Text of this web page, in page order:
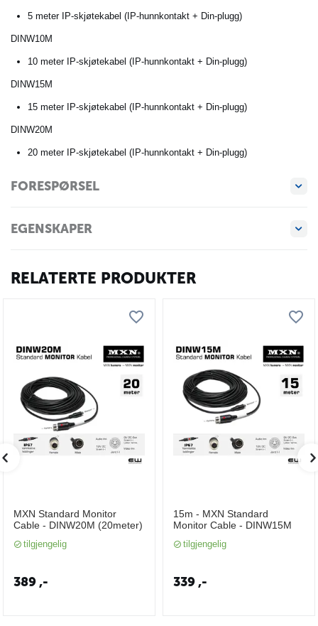
5 meter IP-skjøtekabel (IP-hunnkontakt + Din-plugg)
DINW10M
10 meter IP-skjøtekabel (IP-hunnkontakt + Din-plugg)
DINW15M
15 meter IP-skjøtekabel (IP-hunnkontakt + Din-plugg)
DINW20M
20 meter IP-skjøtekabel (IP-hunnkontakt + Din-plugg)
FORESPØRSEL
EGENSKAPER
RELATERTE PRODUKTER
MXN Standard Monitor
Cable - DINW20M (20meter)
tilgjengelig
389,-
15m - MXN Standard
Monitor Cable - DINW15M
tilgjengelig
339,-